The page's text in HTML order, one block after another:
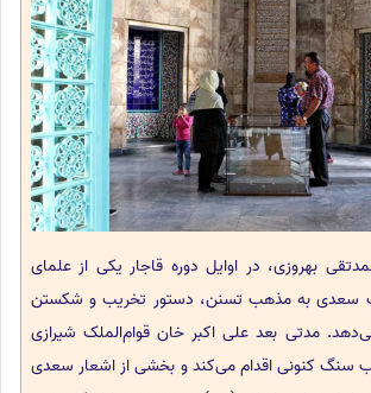
بهروزی، در اوایل دوره قاجار یکی از علمای
سعدی به مذهب تسنن، دستور تخریب و شکستن
مدتی بعد علی‌ اکبر خان قوام‌الملک شیرازی
سنگ کنونی اقدام می‌کند و بخشی از اشعار سعدی